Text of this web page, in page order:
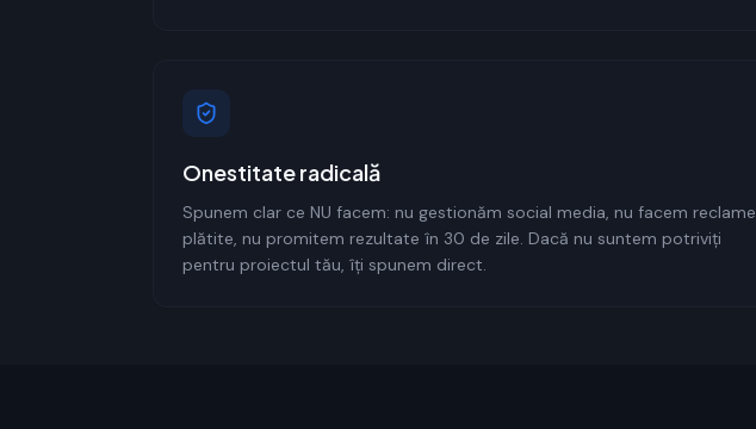
Onestitate radicală
Spunem clar ce NU facem: nu gestionăm social media, nu facem reclame
plătite, nu promitem rezultate în 30 de zile. Dacă nu suntem potriviți
pentru proiectul tău, îți spunem direct.